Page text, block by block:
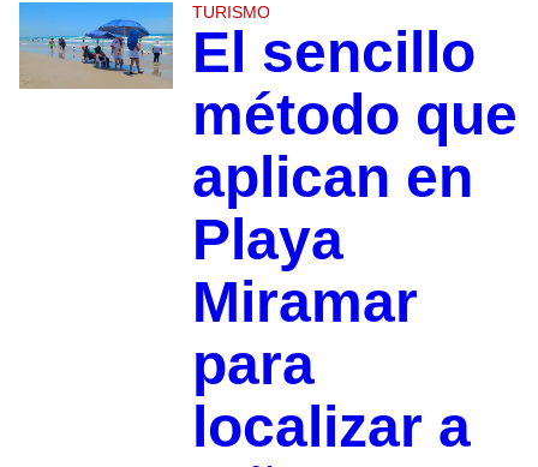
TURISMO
El sencillo
método que
aplican en
Playa
Miramar
para
localizar a